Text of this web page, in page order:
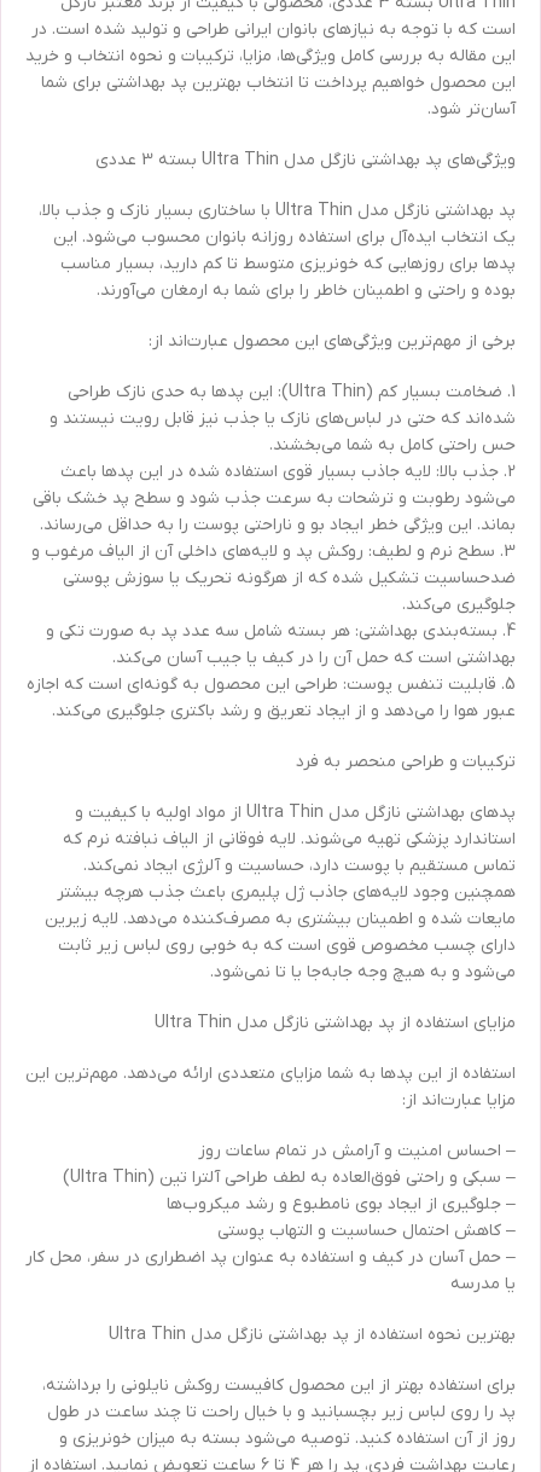
است که با توجه به نیازهای بانوان ایرانی طراحی و تولید شده است. در
این مقاله به بررسی کامل ویژگی‌ها، مزایا، ترکیبات و نحوه انتخاب و خرید
این محصول خواهیم پرداخت تا انتخاب بهترین پد بهداشتی برای شما
آسان‌تر شود.
ویژگی‌های پد بهداشتی نازگل مدل Ultra Thin بسته 3 عددی
پد بهداشتی نازگل مدل Ultra Thin با ساختاری بسیار نازک و جذب بالا،
یک انتخاب ایده‌آل برای استفاده روزانه بانوان محسوب می‌شود. این
پدها برای روزهایی که خونریزی متوسط تا کم دارید، بسیار مناسب
بوده و راحتی و اطمینان خاطر را برای شما به ارمغان می‌آورند.
برخی از مهم‌ترین ویژگی‌های این محصول عبارت‌اند از:
1. ضخامت بسیار کم (Ultra Thin): این پدها به حدی نازک طراحی
شده‌اند که حتی در لباس‌های نازک یا جذب نیز قابل رویت نیستند و
حس راحتی کامل به شما می‌بخشند.
2. جذب بالا: لایه جاذب بسیار قوی استفاده شده در این پدها باعث
می‌شود رطوبت و ترشحات به سرعت جذب شود و سطح پد خشک باقی
بماند. این ویژگی خطر ایجاد بو و ناراحتی پوست را به حداقل می‌رساند.
3. سطح نرم و لطیف: روکش پد و لایه‌های داخلی آن از الیاف مرغوب و
ضدحساسیت تشکیل شده که از هرگونه تحریک یا سوزش پوستی
جلوگیری می‌کند.
4. بسته‌بندی بهداشتی: هر بسته شامل سه عدد پد به صورت تکی و
بهداشتی است که حمل آن را در کیف یا جیب آسان می‌کند.
5. قابلیت تنفس پوست: طراحی این محصول به گونه‌ای است که اجازه
عبور هوا را می‌دهد و از ایجاد تعریق و رشد باکتری جلوگیری می‌کند.
ترکیبات و طراحی منحصر به فرد
پدهای بهداشتی نازگل مدل Ultra Thin از مواد اولیه با کیفیت و
استاندارد پزشکی تهیه می‌شوند. لایه فوقانی از الیاف نبافته نرم که
تماس مستقیم با پوست دارد، حساسیت و آلرژی ایجاد نمی‌کند.
همچنین وجود لایه‌های جاذب ژل پلیمری باعث جذب هرچه بیشتر
مایعات شده و اطمینان بیشتری به مصرف‌کننده می‌دهد. لایه زیرین
دارای چسب مخصوص قوی است که به خوبی روی لباس زیر ثابت
می‌شود و به هیچ وجه جابه‌جا یا تا نمی‌شود.
مزایای استفاده از پد بهداشتی نازگل مدل Ultra Thin
استفاده از این پدها به شما مزایای متعددی ارائه می‌دهد. مهم‌ترین این
مزایا عبارت‌اند از:
– احساس امنیت و آرامش در تمام ساعات روز
– سبکی و راحتی فوق‌العاده به لطف طراحی آلترا تین (Ultra Thin)
– جلوگیری از ایجاد بوی نامطبوع و رشد میکروب‌ها
– کاهش احتمال حساسیت و التهاب پوستی
– حمل آسان در کیف و استفاده به عنوان پد اضطراری در سفر، محل کار
یا مدرسه
بهترین نحوه استفاده از پد بهداشتی نازگل مدل Ultra Thin
برای استفاده بهتر از این محصول کافیست روکش نایلونی را برداشته،
پد را روی لباس زیر بچسبانید و با خیال راحت تا چند ساعت در طول
روز از آن استفاده کنید. توصیه می‌شود بسته به میزان خونریزی و
رعایت بهداشت فردی، پد را هر ۴ تا ۶ ساعت تعویض نمایید. استفاده از